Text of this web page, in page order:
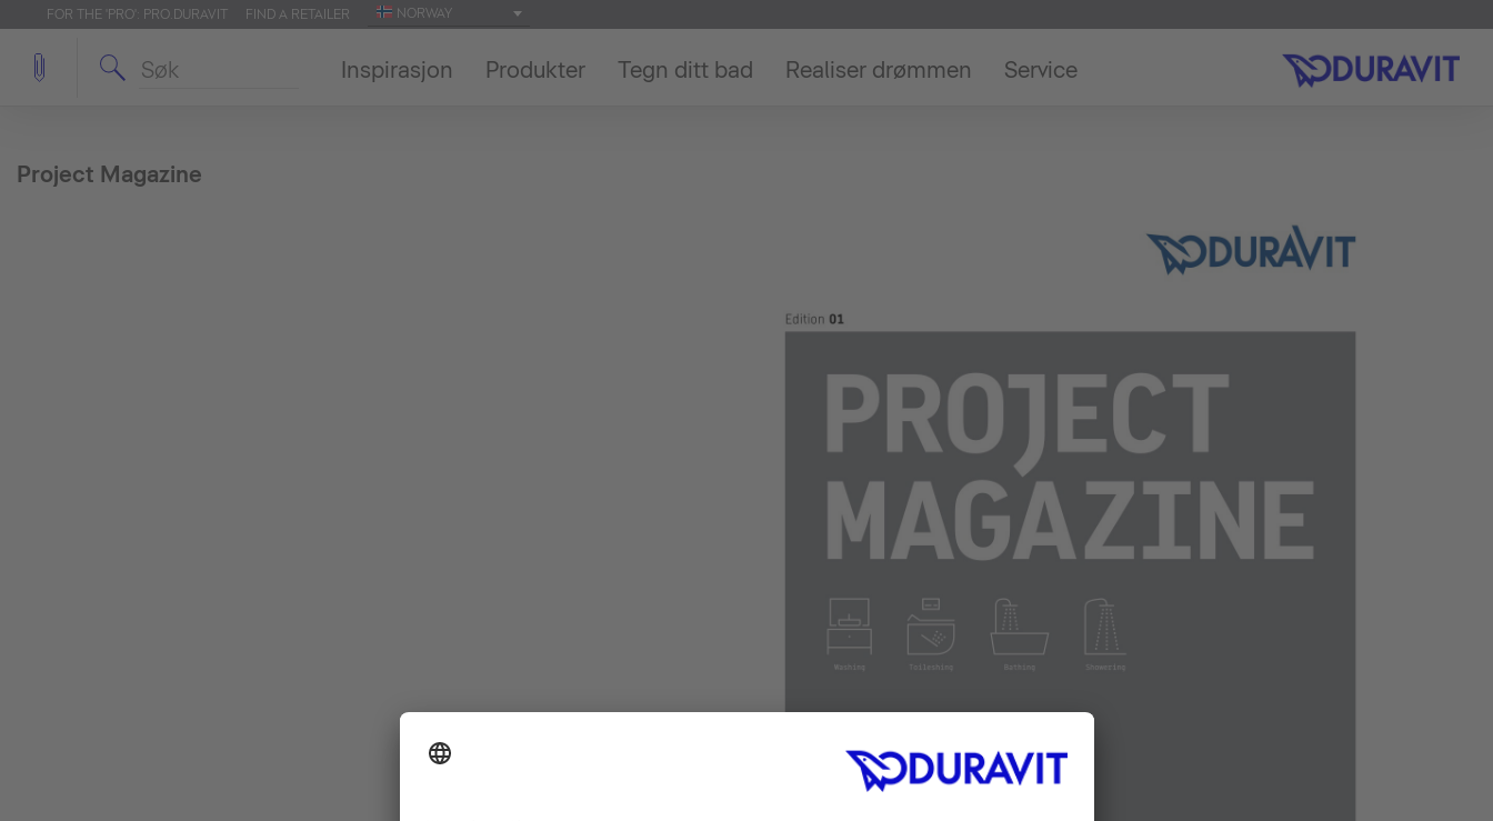
FOR THE 'PRO': PRO.DURAVIT FIND A RETAILER NORWAY
Inspirasjon Produkter Tegn ditt bad Realiser drømmen Service
Project Magazine